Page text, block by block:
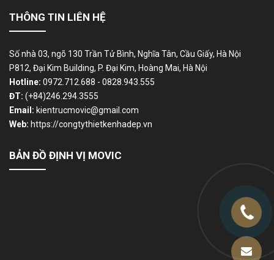
THÔNG TIN LIÊN HỆ
Số nhà 03, ngõ 130 Trần Tử Bình, Nghĩa Tân, Cầu Giấy, Hà Nội
P812, Đại Kim Building, P. Đại Kim, Hoàng Mai, Hà Nội
Hotline: 0972.712.688 - 0828.943.555
ĐT: (+84)246.294.3555
Email: kientrucmovic@gmail.com
Web: https://congtythietkenhadep.vn
BẢN ĐỒ ĐỊNH VỊ MOVIC